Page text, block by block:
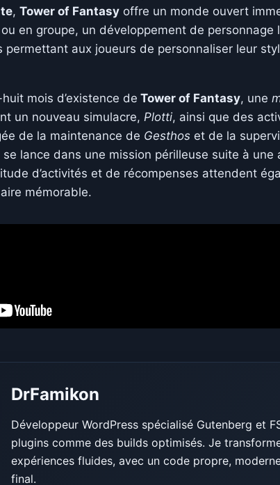
, Tower of Fantasy offre un monde ouvert
en groupe, un développement de
permettant aux joueurs de personnaliser leur
mois d’existence de Tower of Fantasy, une
un nouveau simulacre, Plotti, ainsi que des
de la maintenance de Gesthos et de la
lance dans une mission périlleuse suite à une
d’activités et de récompenses attendent
mémorable.
DrFamikon
Développeur WordPress spécialisé Gutenberg et
plugins comme des builds optimisés. Je
expériences fluides, avec un code propre,
final.